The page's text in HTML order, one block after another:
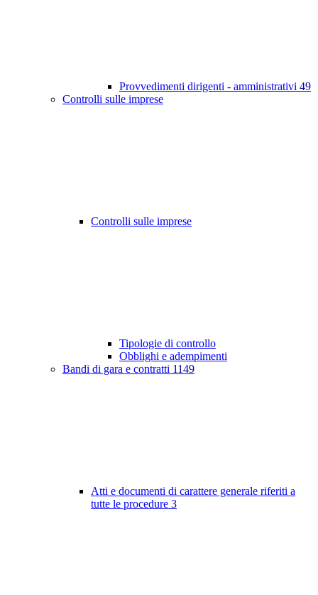
Provvedimenti dirigenti - amministrativi 49
Controlli sulle imprese
Controlli sulle imprese
Tipologie di controllo
Obblighi e adempimenti
Bandi di gara e contratti 1149
Atti e documenti di carattere generale riferiti a
tutte le procedure 3